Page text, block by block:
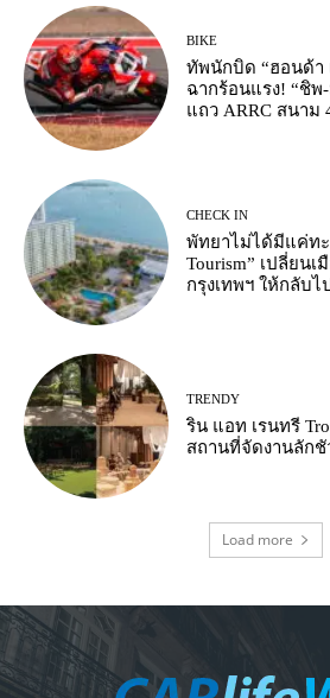
BIKE
ทัพนักบิด “ฮอนด้า
ฉากร้อนแรง! “ชิพ
แถว ARRC สนาม
CHECK IN
พัทยาไม่ได้มีแค่ทะ
Tourism” เปลี่ยนเ
กรุงเทพฯ ให้กลับ
TRENDY
ริน แอท เรนทรี
สถานที่จัดงานลักชั
Load more